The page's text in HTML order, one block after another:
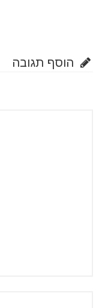
הוסף תגובה